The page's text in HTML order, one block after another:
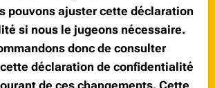
pouvons ajuster cette déclaration
si nous le jugeons nécessaire.
donc de consulter
déclaration de confidentialité
de ces changements. Cette